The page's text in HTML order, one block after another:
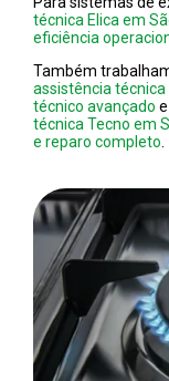
técnica Elica em
eficiência
Também
assistência
técnico avançado
técnica Tecno em
e reparo completo